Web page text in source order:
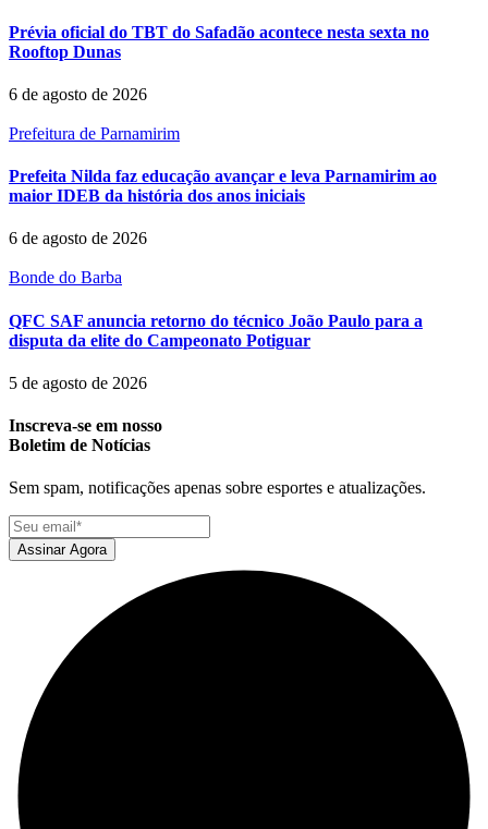
Prévia oficial do TBT do Safadão acontece nesta sexta no
Rooftop Dunas
6 de agosto de 2026
Prefeitura de Parnamirim
Prefeita Nilda faz educação avançar e leva Parnamirim ao
maior IDEB da história dos anos iniciais
6 de agosto de 2026
Bonde do Barba
QFC SAF anuncia retorno do técnico João Paulo para a
disputa da elite do Campeonato Potiguar
5 de agosto de 2026
Inscreva-se em nosso
Boletim de Notícias
Sem spam, notificações apenas sobre esportes e atualizações.
Assinar Agora